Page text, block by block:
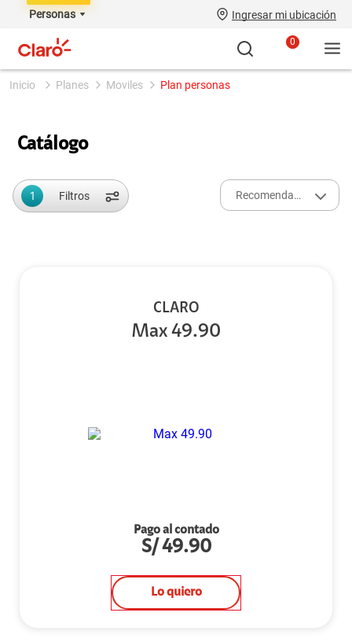
Personas Ingresar mi ubicación
0
planes moviles plan personas
Catálogo
1 Filtros Recomendados
CLARO
Max 49.90
Pago al contado
S/49.90
Lo quiero